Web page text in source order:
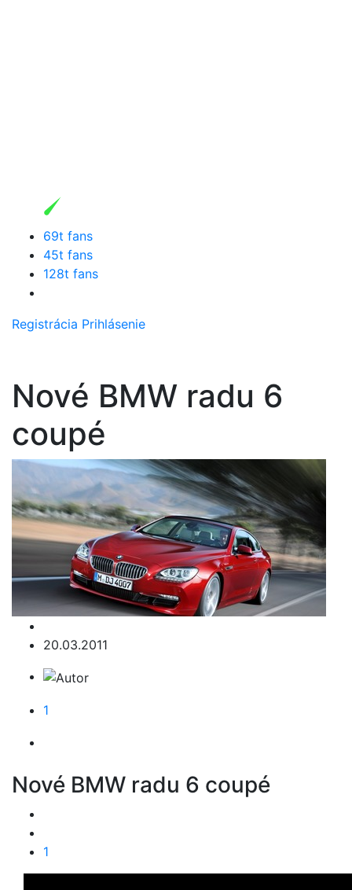
69t fans
45t fans
128t fans
Registrácia Prihlásenie
Nové BMW radu 6
coupé
20.03.2011
1
Nové BMW radu 6 coupé
1